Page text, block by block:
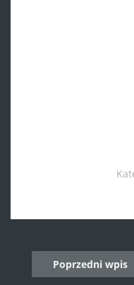
Post
navigation
Poprzedni wpis